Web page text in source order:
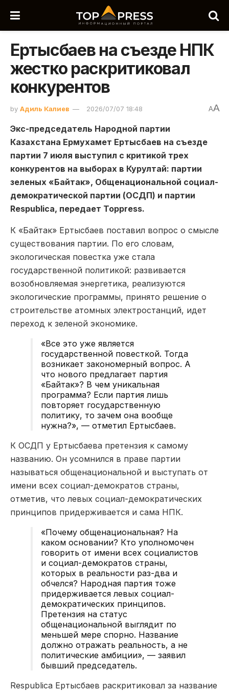
Ертысбаев на съезде НПК
жестко раскритиковал
конкурентов
by Адиль Калиев 2026/07/07 18:48 AA
Экс-председатель Народной партии
Казахстана Ермухамет Ертысбаев на съезде
партии 7 июля выступил с критикой трех
конкурентов на выборах в Курултай: партии
зеленых «Байтак», Общенациональной социал-
демократической партии (ОСДП) и партии
Respublica, передает Toppress.
К «Байтак» Ертысбаев поставил вопрос о смысле
существования партии. По его словам,
экологическая повестка уже стала
государственной политикой: развивается
возобновляемая энергетика, реализуются
экологические программы, принято решение о
строительстве атомных электростанций, идет
переход к зеленой экономике.
«Все это уже является
государственной повесткой. Тогда
возникает закономерный вопрос. А
что нового предлагает партия
«Байтак»? В чем уникальная
программа? Если партия лишь
повторяет государственную
политику, то зачем она вообще
нужна?», — отметил Ертысбаев.
К ОСДП у Ертысбаева претензия к самому
названию. Он усомнился в праве партии
называться общенациональной и выступать от
имени всех социал-демократов страны,
отметив, что левых социал-демократических
принципов придерживается и сама НПК.
«Почему общенациональная? На
каком основании? Кто уполномочен
говорить от имени всех социалистов
и социал-демократов страны,
которых в реальности раз-два и
обчелся? Народная партия тоже
придерживается левых социал-
демократических принципов.
Претензия на статус
общенациональной выглядит по
меньшей мере спорно. Название
должно отражать реальность, а не
политические амбиции», — заявил
бывший председатель.
Respublica Ертысбаев раскритиковал за название